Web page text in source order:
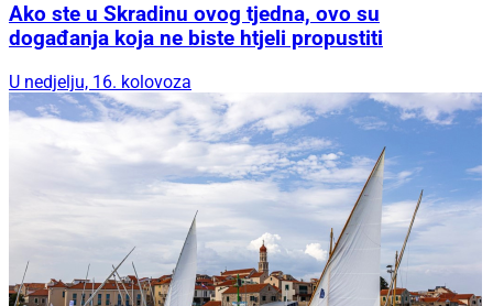
Ako ste u Skradinu ovog tjedna, ovo su
događanja koja ne biste htjeli propustiti
U nedjelju, 16. kolovoza